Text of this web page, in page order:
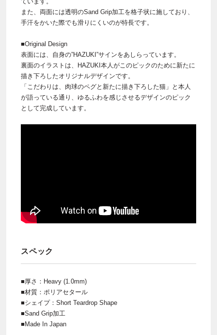
また、両面には透明のSand Grip加工を格子状に施しており、
手汗をかいた際でも滑りにくいのが特長です。
■Original Design
表面には、自身の”HAZUKI”サインをあしらっています。
裏面のイラストは、HAZUKI本人がこのピックのために新たに
描き下ろしたオリジナルデザインです。
「こだわりは、肉球のペグと新たに描き下ろした猫」と本人
が語っている通り、ゆるふわを感じさせるデザインのピック
として完成しています。
スペック
■厚さ：Heavy (1.0mm)
■材質：ポリアセタール
■シェイプ：Short Teardrop Shape
■Sand Grip加工
■Made In Japan